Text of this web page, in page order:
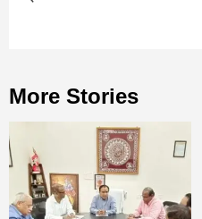
More Stories